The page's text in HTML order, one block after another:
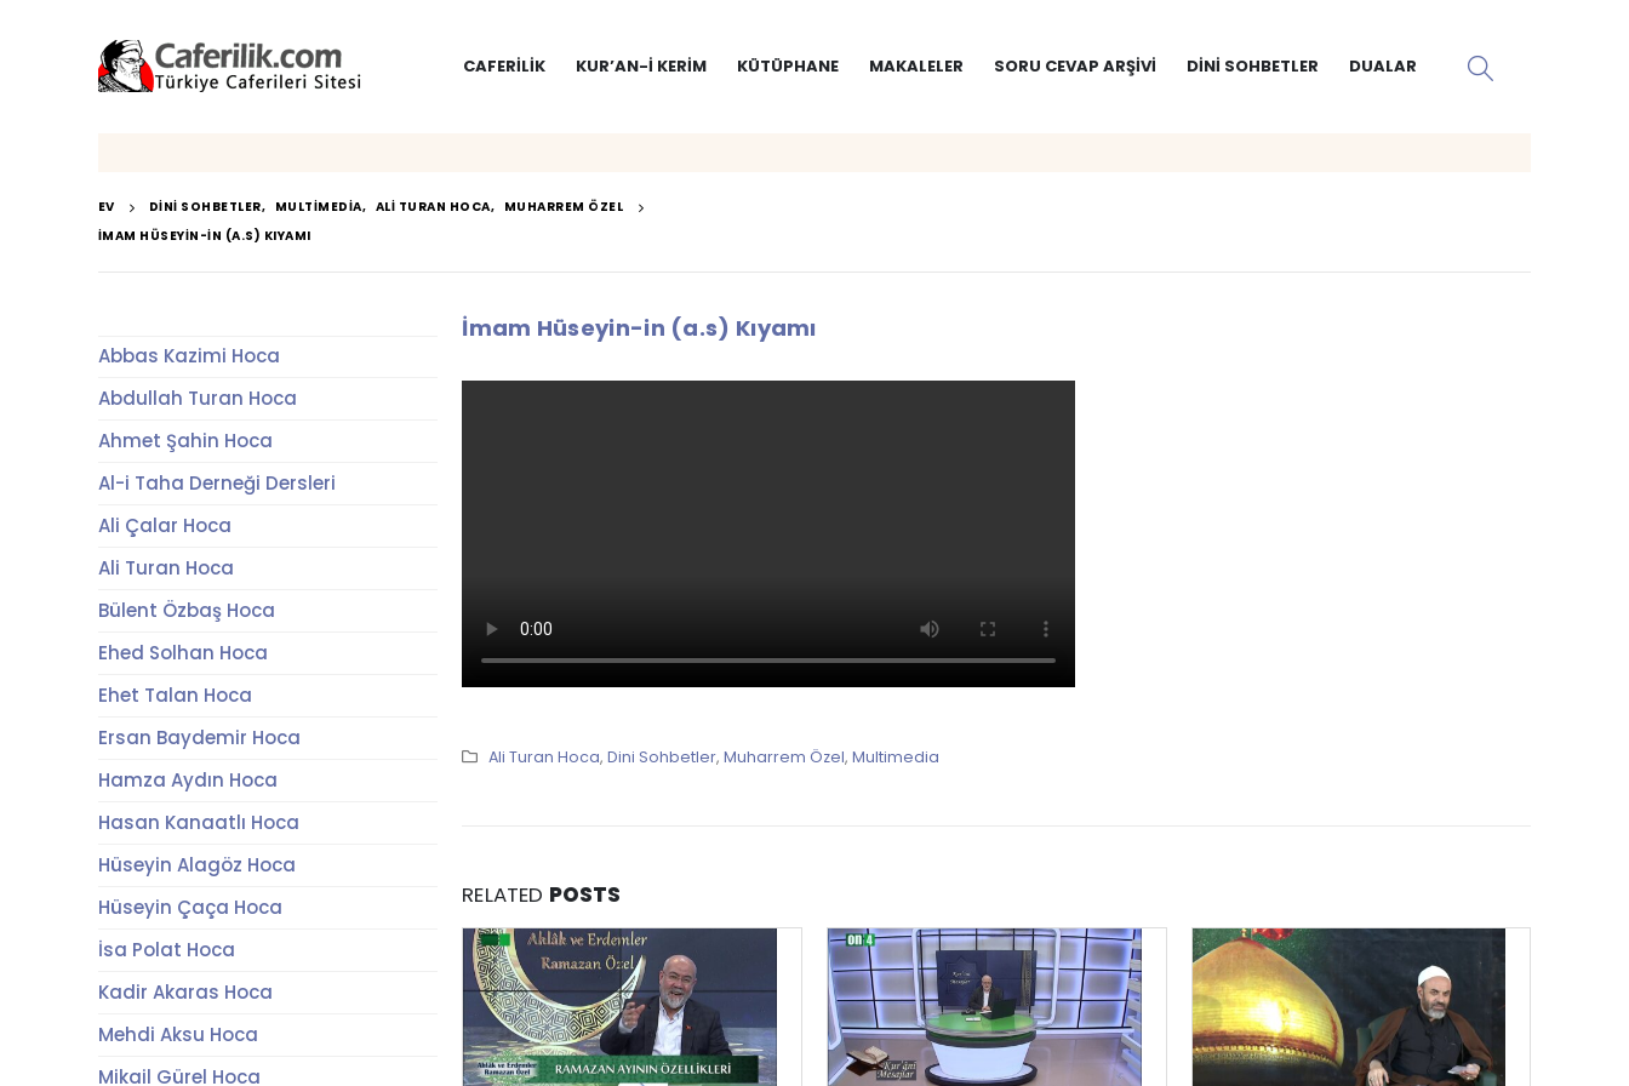
CAFERILIK KUR’AN-I KERIM KÜTÜPHANE MAKALELER SORU CEVAP ARŞIVI DINI SOHBETLER DUALAR
EV DINI SOHBETLER, MULTIMEDIA, ALI TURAN HOCA, MUHARREM ÖZEL
İMAM HÜSEYIN-IN (A.S) KIYAMI
İmam Hüseyin-in (a.s) Kıyamı
Ali Turan Hoca, Dini Sohbetler, Muharrem Özel, Multimedia
RELATED POSTS
Abbas Kazimi Hoca
Abdullah Turan Hoca
Ahmet Şahin Hoca
Al-i Taha Derneği Dersleri
Ali Çalar Hoca
Ali Turan Hoca
Bülent Özbaş Hoca
Ehed Solhan Hoca
Ehet Talan Hoca
Ersan Baydemir Hoca
Hamza Aydın Hoca
Hasan Kanaatlı Hoca
Hüseyin Alagöz Hoca
Hüseyin Çaça Hoca
İsa Polat Hoca
Kadir Akaras Hoca
Mehdi Aksu Hoca
Mikail Gürel Hoca